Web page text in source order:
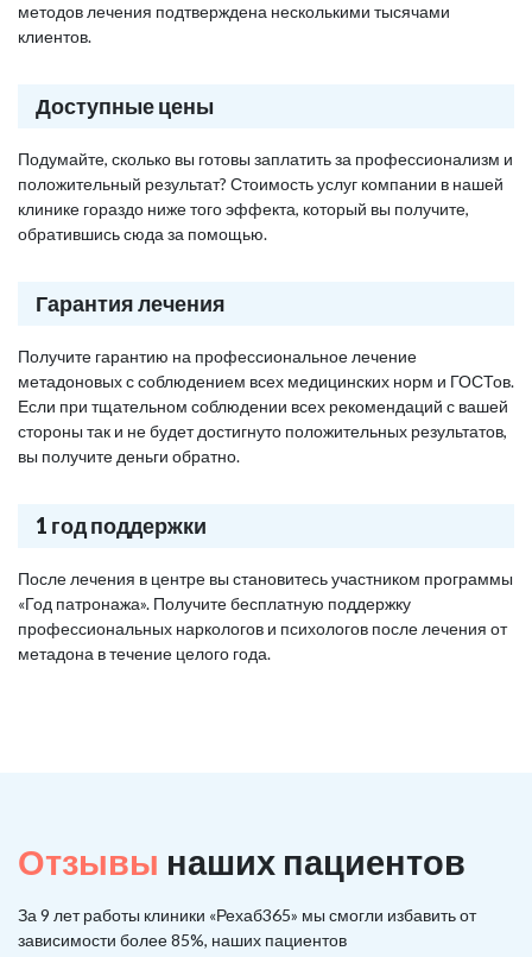
методов лечения подтверждена несколькими тысячами
клиентов.
Доступные цены
Подумайте, сколько вы готовы заплатить за профессионализм и
положительный результат? Стоимость услуг компании в нашей
клинике гораздо ниже того эффекта, который вы получите,
обратившись сюда за помощью.
Гарантия лечения
Получите гарантию на профессиональное лечение
метадоновых с соблюдением всех медицинских норм и ГОСТов.
Если при тщательном соблюдении всех рекомендаций с вашей
стороны так и не будет достигнуто положительных результатов,
вы получите деньги обратно.
1 год поддержки
После лечения в центре вы становитесь участником программы
«Год патронажа». Получите бесплатную поддержку
профессиональных наркологов и психологов после лечения от
метадона в течение целого года.
Отзывы наших пациентов
За 9 лет работы клиники «Рехаб365» мы смогли избавить от
зависимости более 85%, наших пациентов